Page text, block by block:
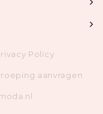
Policy
aanvragen